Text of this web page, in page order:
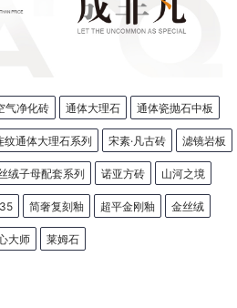
气净化砖 通体大理石 通体瓷抛石中板
纹通体大理石系列 宋素·凡古砖 滤镜岩板
绒子母配套系列 诺亚方砖 山河之境
简奢复刻釉 超平金刚釉 金丝绒
大师 莱姆石